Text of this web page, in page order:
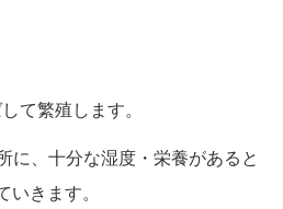
て繁殖します。
に、十分な湿度・栄養があると
ていきます。